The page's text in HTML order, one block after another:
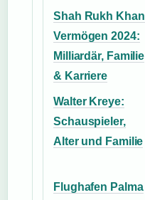
Shah Rukh Khan
Vermögen 2024:
Milliardär, Familie
& Karriere
Walter Kreye:
Schauspieler,
Alter und Familie
Flughafen Palma